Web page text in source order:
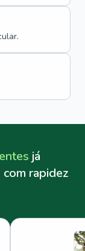
já
rapidez